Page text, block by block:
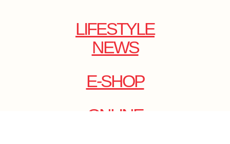
LIFESTYLE
NEWS
E-SHOP
ONLINE